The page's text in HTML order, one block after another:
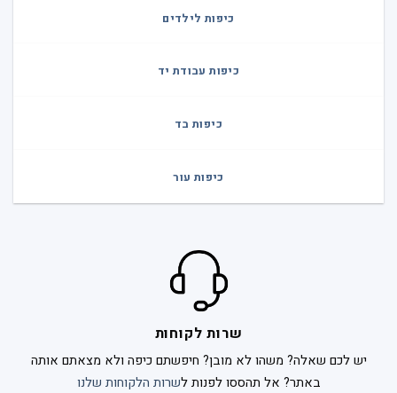
כיפות לילדים
כיפות עבודת יד
כיפות בד
כיפות עור
שרות לקוחות
יש לכם שאלה? משהו לא מובן? חיפשתם כיפה ולא מצאתם אותה
באתר? אל תהססו לפנות לשרות הלקוחות שלנו